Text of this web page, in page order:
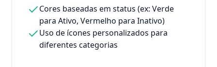
Cores baseadas em status (ex: Verde
para Ativo, Vermelho para Inativo)
Uso de ícones personalizados para
diferentes categorias